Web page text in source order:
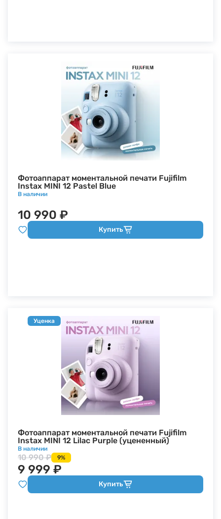
Фотоаппарат моментальной печати Fujifilm
Instax MINI 12 Pastel Blue
В наличии
10 990 ₽
Купить
Уценка
Фотоаппарат моментальной печати Fujifilm
Instax MINI 12 Lilac Purple (уцененный)
В наличии
10 990 ₽ 9%
9 999 ₽
Купить